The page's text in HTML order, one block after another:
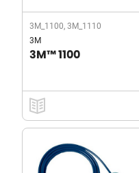
3M_1100, 3M_1110
3M
3M™ 1100